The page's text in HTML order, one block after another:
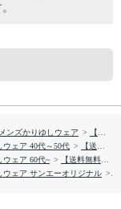
ンズかりゆしウェア >
【送料無料】知花花織ー参 長袖 伝統工芸かりゆしウェアP-FTT03049H
ウェア 40代～50代 >
【送料無料】知花花織ー参 長袖 伝統工芸かりゆしウェアP-FTT03049H
ウェア 60代~ >
【送料無料】知花花織ー参 長袖 伝統工芸かりゆしウェアP-FTT03049H
ウェア サンエーオリジナル